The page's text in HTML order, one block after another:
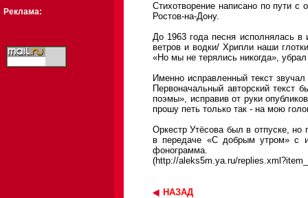
Реклама:
Стихотворение написано по пути
Ростов-на-Дону.
До 1963 года песня исполнялась
ветров и водки/ Хрипли наши
«Но мы не терялись никогда»,
Именно исправленный текст
Первоначальный авторский текст
поэмы», исправив от руки
прошу петь только так - на мою
Оркестр Утёсова был в отпуске, но
в передаче «С добрым утром» с
фонограмма.
(http://aleks5m.ya.ru/
НАЗАД